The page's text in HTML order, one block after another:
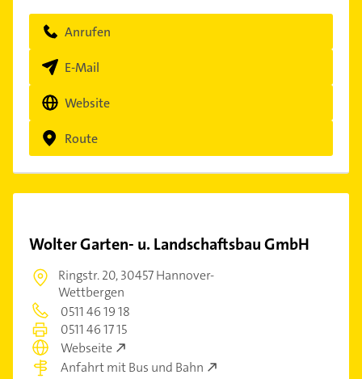
Anrufen
E-Mail
Website
Route
Wolter Garten- u. Landschaftsbau GmbH
Ringstr. 20,30457 Hannover-
Wettbergen
0511 46 19 18
0511 46 17 15
Webseite
Anfahrt mit Bus und Bahn